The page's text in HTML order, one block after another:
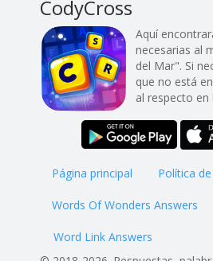
CodyCross
Aquí
necesarias al
del Mar". Si
que no está
al respecto
Página principal Política
Words Of Wonders Answers
Word Link Answers